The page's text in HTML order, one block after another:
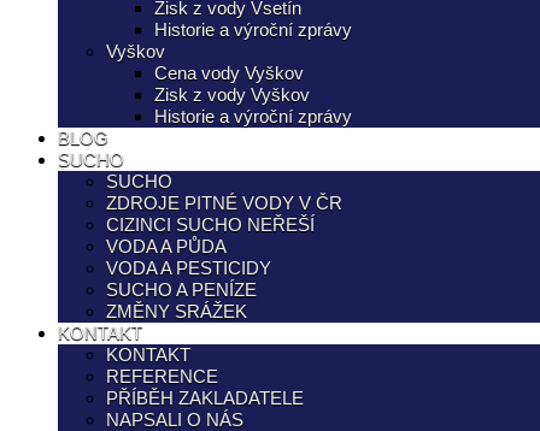
Zisk z vody Vsetín
Historie a výroční zprávy
Vyškov
Cena vody Vyškov
Zisk z vody Vyškov
Historie a výroční zprávy
BLOG
SUCHO
SUCHO
ZDROJE PITNÉ VODY V ČR
CIZINCI SUCHO NEŘEŠÍ
VODA A PŮDA
VODA A PESTICIDY
SUCHO A PENÍZE
ZMĚNY SRÁŽEK
KONTAKT
KONTAKT
REFERENCE
PŘÍBĚH ZAKLADATELE
NAPSALI O NÁS